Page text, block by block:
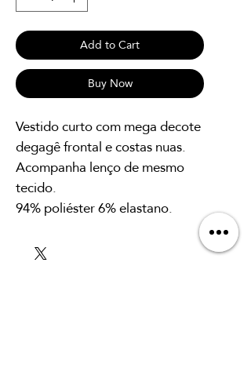
Add to Cart
Buy Now
Vestido curto com mega decote
degagê frontal e costas nuas.
Acompanha lenço de mesmo
tecido.
94% poliéster 6% elastano.